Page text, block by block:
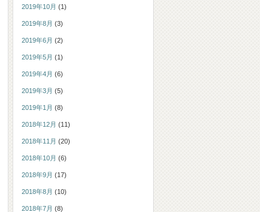
2019年10月 (1)
2019年8月 (3)
2019年6月 (2)
2019年5月 (1)
2019年4月 (6)
2019年3月 (5)
2019年1月 (8)
2018年12月 (11)
2018年11月 (20)
2018年10月 (6)
2018年9月 (17)
2018年8月 (10)
2018年7月 (8)